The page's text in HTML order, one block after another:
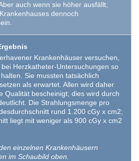
auch wenn sie höher ausfällt,
dennoch
Krankenhäuser versuchen,
Herzkatheter-Untersuchungen so
Sie mussten tatsächlich
als erwartet. Allen wird daher
Qualität bescheinigt; dies wird durch
Die Strahlungsmenge pro
rund 1.200 cGy x cm2;
liegt mit weniger als 900 cGy x cm2
einzelnen Krankenhäusern
im Schaubild oben.